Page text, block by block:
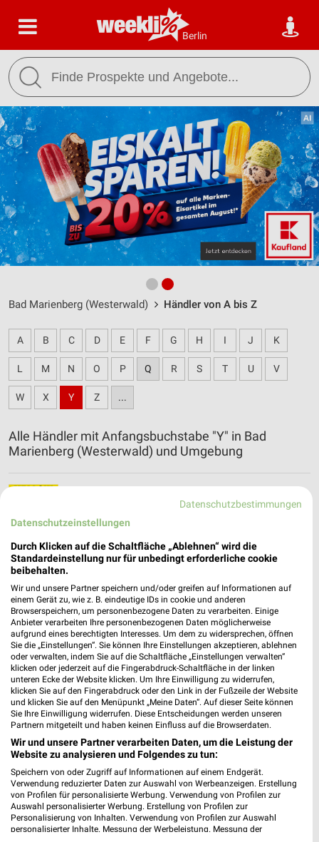
Berlin
Bad Marienberg (Westerwald) Händler von A bis Z
A B C D E F G H I J K
L M N O P Q R S T U V
W X Y Z ...
Alle Händler mit Anfangsbuchstabe "Y" in Bad
Marienberg (Westerwald) und Umgebung
Noch mehr Angebote in
der weekli App!
Jetzt kostenlos laden
Prospekte App für Android
Prospekte App für iOS
Datenschutzbestimmungen
Datenschutzeinstellungen
Durch Klicken auf die Schaltfläche „Ablehnen“ wird die
Standardeinstellung nur für unbedingt erforderliche cookie
beibehalten.
Wir und unsere Partner speichern und/oder greifen auf Informationen auf
einem Gerät zu, wie z. B. eindeutige IDs in cookie und anderen
Browserspeichern, um personenbezogene Daten zu verarbeiten. Einige
Anbieter verarbeiten Ihre personenbezogenen Daten möglicherweise
aufgrund eines berechtigten Interesses. Um dem zu widersprechen, öffnen
Sie die „Einstellungen“. Sie können Ihre Einstellungen akzeptieren, ablehnen
oder verwalten, indem Sie auf die Schaltfläche „Einstellungen verwalten“
klicken oder jederzeit auf die Fingerabdruck-Schaltfläche in der linken
unteren Ecke der Website klicken. Um Ihre Einwilligung zu widerrufen,
klicken Sie auf den Fingerabdruck oder den Link in der Fußzeile der Website
und klicken Sie auf den Menüpunkt „Meine Daten“. Auf dieser Seite können
Sie Ihre Einwilligung widerrufen. Diese Entscheidungen werden unseren
Partnern mitgeteilt und haben keinen Einfluss auf die Browserdaten.
Wir und unsere Partner verarbeiten Daten, um die Leistung der
Website zu analysieren und Folgendes zu tun:
Speichern von oder Zugriff auf Informationen auf einem Endgerät.
Verwendung reduzierter Daten zur Auswahl von Werbeanzeigen. Erstellung
von Profilen für personalisierte Werbung. Verwendung von Profilen zur
Auswahl personalisierter Werbung. Erstellung von Profilen zur
Personalisierung von Inhalten. Verwendung von Profilen zur Auswahl
personalisierter Inhalte. Messung der Werbeleistung. Messung der